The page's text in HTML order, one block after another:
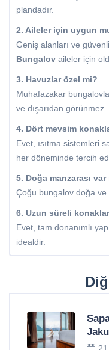
plandadır.
2. Aileler için uygun
Geniş alanları ve
Bungalov aileler için
3. Havuzlar özel mi?
Muhafazakar
ve dışarıdan görünmez.
4. Dört mevsim
Evet, ısıtma sistemleri
her döneminde tercih
5. Doğa manzarası var
Çoğu bungalov doğa ve
6. Uzun süreli
Evet, tam donanımlı
idealdir.